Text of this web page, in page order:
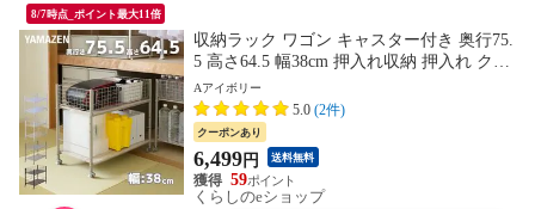
8/7時点_ポイント最大11倍
収納ラック ワゴン キャスター付き 奥行75.
5 高さ64.5 幅38cm 押入れ収納 押入れ クロ
ーゼット 階段下バッグ ランドセル ペット
ボトルボトル 収納 収納家具 前後 引き出し
YAMAZEN 【送料無料】
Aアイボリー
5.0 (2件)
クーポンあり
6,499円 送料無料
59
くらしのeショップ